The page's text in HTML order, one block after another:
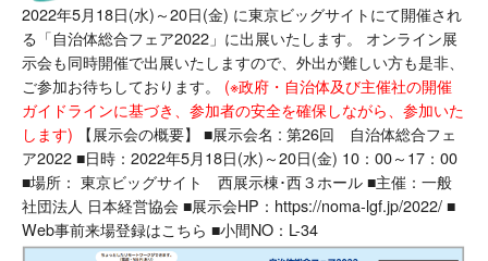
2022年5月18日(水)～20日(金) に東京ビッグサイトにて開催され
る「自治体総合フェア2022」に出展いたします。 オンライン展
示会も同時開催で出展いたしますので、外出が難しい方も是非、
ご参加お待ちしております。 (※政府・自治体及び主催社の開催
ガイドラインに基づき、参加者の安全を確保しながら、参加いた
します) 【展示会の概要】 ■展示会名 : 第26回 自治体総合フェ
ア2022 ■日時：2022年5月18日(水)～20日(金) 10：00～17：00
■場所： 東京ビッグサイト 西展示棟･西３ホール ■主催：一般
社団法人 日本経営協会 ■展示会HP： https://noma-lgf.jp/2022/■
Web事前来場登録はこちら ■小間NO：L-34